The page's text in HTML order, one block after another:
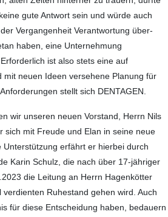
gute Antwort sein und würde auch
Vergangenheit Verantwortung über­
haben, eine Unter­nehmung
ist also stets eine auf
mit neuen Ideen versehene Planung für
stellt sich DENTAGEN.
wir unseren neuen Vorstand, Herrn Nils
sich mit Freude und Elan in seine neue
erfährt er hierbei durch
Karin Schulz, die nach über 17-jähriger
die Leitung an Herrn Hagenkötter
Ruhestand gehen wird. Auch
für diese Entscheidung haben, bedauern